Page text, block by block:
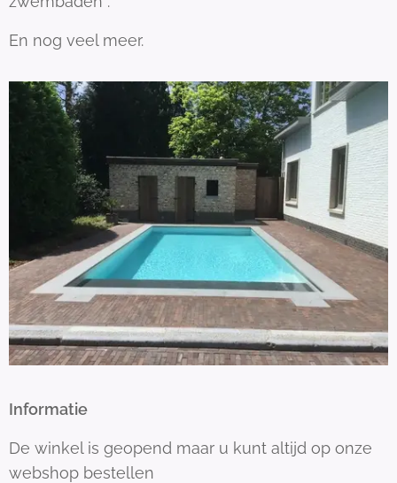
En nog veel meer.
Informatie
De winkel is geopend maar u kunt altijd op onze
webshop bestellen